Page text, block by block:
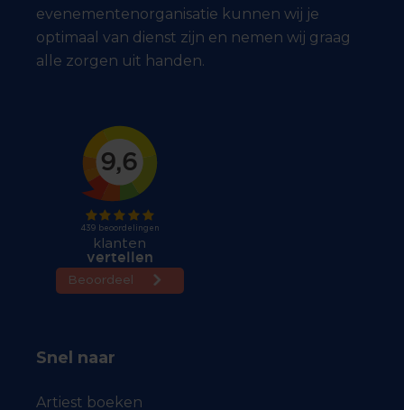
evenementenorganisatie kunnen wij je
optimaal van dienst zijn en nemen wij graag
alle zorgen uit handen.
Snel naar
Artiest boeken